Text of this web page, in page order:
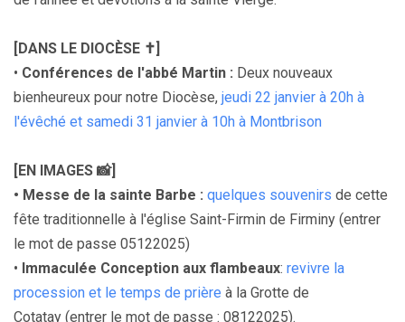
[DANS LE DIOCÈSE ✝️]
• Conférences de l'abbé Martin : Deux nouveaux
bienheureux pour notre Diocèse, jeudi 22 janvier à 20h à
l'évêché et samedi 31 janvier à 10h à Montbrison
[EN IMAGES 📸]
• Messe de la sainte Barbe : quelques souvenirs de cette
fête traditionnelle à l'église Saint-Firmin de Firminy (entrer
le mot de passe 05122025)
• Immaculée Conception aux flambeaux: revivre la
procession et le temps de prière à la Grotte de
Cotatay (entrer le mot de passe : 08122025).